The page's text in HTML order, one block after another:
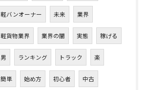
軽バンオーナー 未来 業界
軽貨物業界 業界の闇 実態 稼げる
男 ランキング トラック 楽
簡単 始め方 初心者 中古